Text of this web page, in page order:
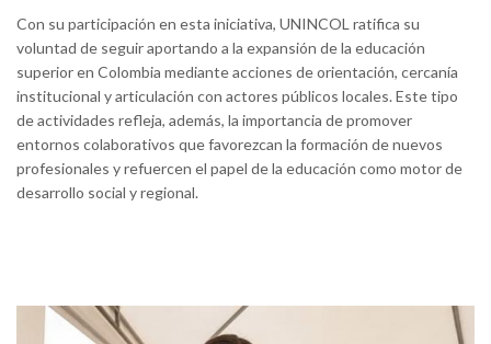
Con su participación en esta iniciativa, UNINCOL ratifica su
voluntad de seguir aportando a la expansión de la educación
superior en Colombia mediante acciones de orientación, cercanía
institucional y articulación con actores públicos locales. Este tipo
de actividades refleja, además, la importancia de promover
entornos colaborativos que favorezcan la formación de nuevos
profesionales y refuercen el papel de la educación como motor de
desarrollo social y regional.